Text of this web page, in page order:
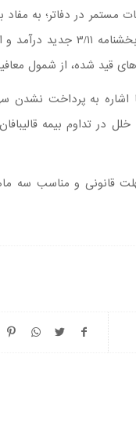
غیر مشمول حق بیمه قید شده در آن
قید شده، از شمول
در تداوم بیمه
قانونی و مناسب